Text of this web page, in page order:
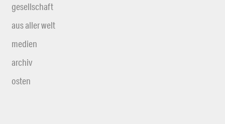
gesellschaft
aus aller welt
medien
archiv
osten